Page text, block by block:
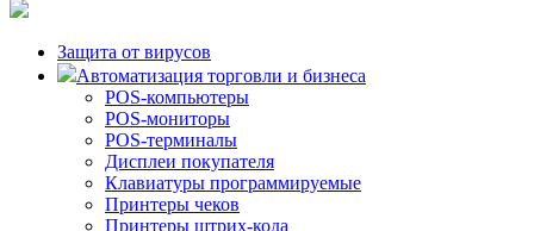
Защита от вирусов
Автоматизация торговли и бизнеса
POS-компьютеры
POS-мониторы
POS-терминалы
Дисплеи покупателя
Клавиатуры программируемые
Принтеры чеков
Принтеры штрих-кода